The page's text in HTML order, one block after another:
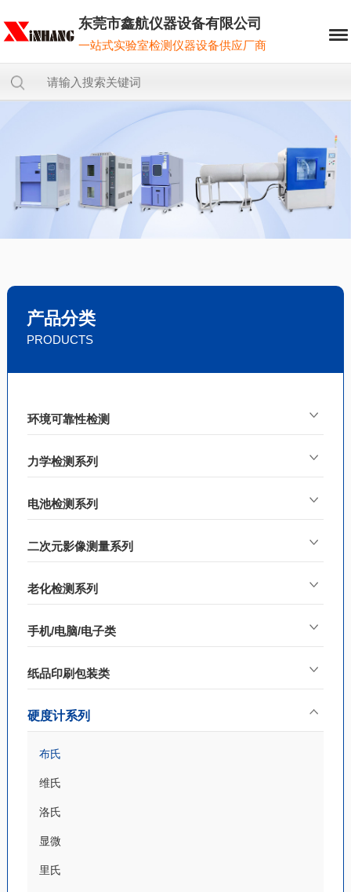
东莞市鑫航仪器设备有限公司
一站式实验室检测仪器设备供应厂商
产品分类
PRODUCTS
环境可靠性检测
力学检测系列
电池检测系列
二次元影像测量系列
老化检测系列
手机/电脑/电子类
纸品印刷包装类
硬度计系列
布氏
维氏
洛氏
显微
里氏